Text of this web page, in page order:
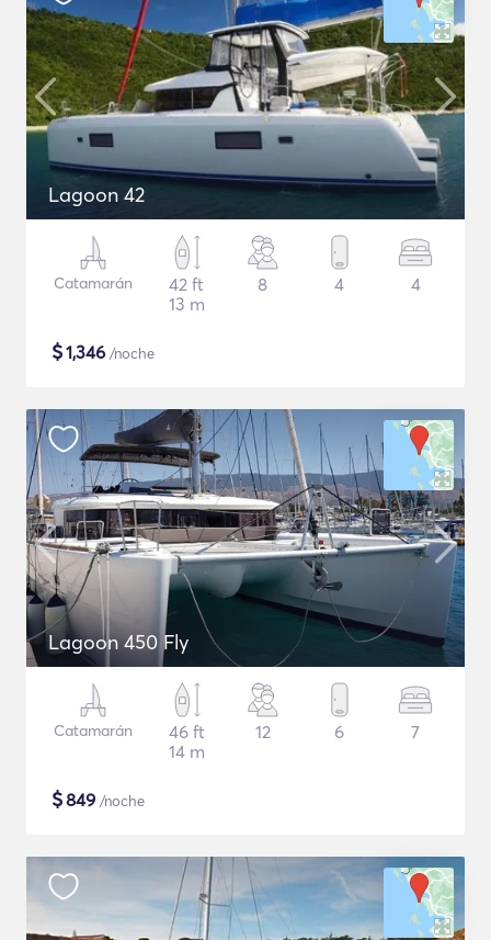
Lagoon 42
Catamarán
42 ft
13 m
8 4 4
$1,346 /noche
Lagoon 450 Fly
Catamarán
46 ft
14 m
12 6 7
$849 /noche